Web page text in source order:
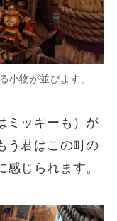
小物が並びます。
ミッキーも）が
う君はこの町の
じられます。